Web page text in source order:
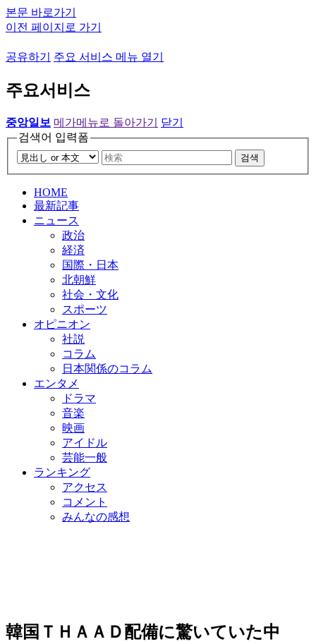
본문 바로가기
이전 페이지로 가기
공유하기 주요 서비스 메뉴 열기
주요서비스
중앙일보 메가메뉴로 돌아가기
닫기
검색어 입력폼
검색
HOME
最新記事
ニュース
政治
経済
国際・日本
北朝鮮
社会・文化
スポーツ
オピニオン
社説
コラム
日本関係のコラム
エンタメ
ドラマ
音楽
映画
アイドル
芸能一般
ランキング
アクセス
コメント
みんなの感想
韓国ＴＨＡＡＤ配備に驚いていた中